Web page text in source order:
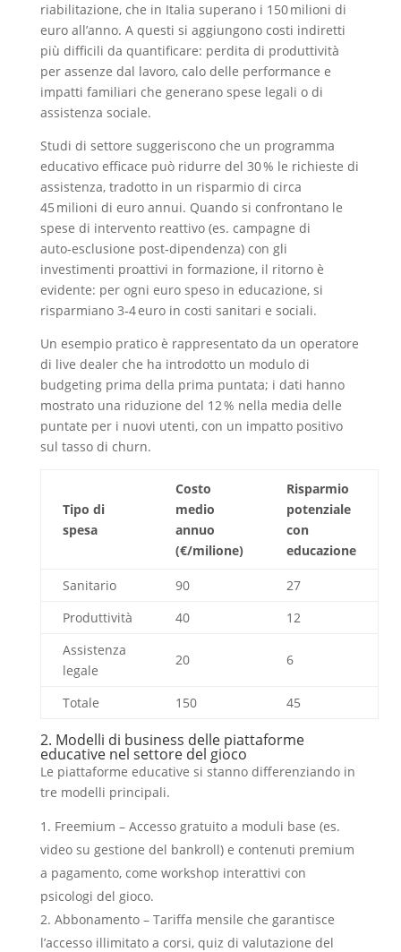
riabilitazione, che in Italia superano i 150 milioni di
euro all’anno. A questi si aggiungono costi indiretti
più difficili da quantificare: perdita di produttività
per assenze dal lavoro, calo delle performance e
impatti familiari che generano spese legali o di
assistenza sociale.
Studi di settore suggeriscono che un programma
educativo efficace può ridurre del 30 % le richieste di
assistenza, tradotto in un risparmio di circa
45 milioni di euro annui. Quando si confrontano le
spese di intervento reattivo (es. campagne di
auto‑esclusione post‑dipendenza) con gli
investimenti proattivi in formazione, il ritorno è
evidente: per ogni euro speso in educazione, si
risparmiano 3‑4 euro in costi sanitari e sociali.
Un esempio pratico è rappresentato da un operatore
di live dealer che ha introdotto un modulo di
budgeting prima della prima puntata; i dati hanno
mostrato una riduzione del 12 % nella media delle
puntate per i nuovi utenti, con un impatto positivo
sul tasso di churn.
Tipo di
spesa
Costo
medio
annuo
(€/milione)
Risparmio
potenziale
con
educazione
Sanitario 90
27
Produttività
40
12
Assistenza
legale
20 6
Totale 150 45
2. Modelli di business delle piattaforme
educative nel settore del gioco
Le piattaforme educative si stanno differenziando in
tre modelli principali.
Freemium – Accesso gratuito a moduli base (es.
video su gestione del bankroll) e contenuti premium
a pagamento, come workshop interattivi con
psicologi del gioco.
Abbonamento – Tariffa mensile che garantisce
l’accesso illimitato a corsi, quiz di valutazione del